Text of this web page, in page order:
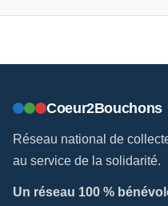
Coeur2Bouchons
Réseau national de
au service de la solidarité.
Un réseau 100 %